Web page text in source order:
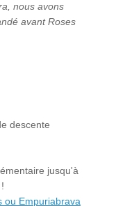
nous avons
avant Roses
descente
jusqu'à
ou Empuriabrava